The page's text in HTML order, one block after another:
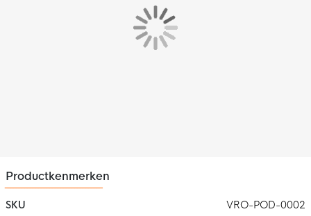
Productkenmerken
SKU
VRO-POD-0002